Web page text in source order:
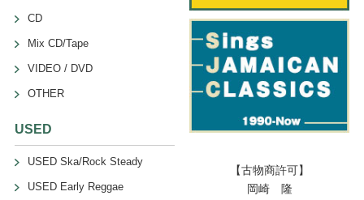
CD
Mix CD/Tape
VIDEO / DVD
OTHER
USED
USED Ska/Rock Steady
USED Early Reggae
【古物商許可】
岡崎 隆